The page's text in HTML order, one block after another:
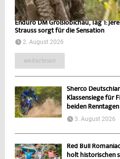
Enduro DM Großlöbichau, Tag 1:
Strauss sorgt für die Sensation
2. August 2026
weiterlesen
Sherco
Klassensiege für
beiden Renntagen
3. August 2026
Red Bull
holt historischen